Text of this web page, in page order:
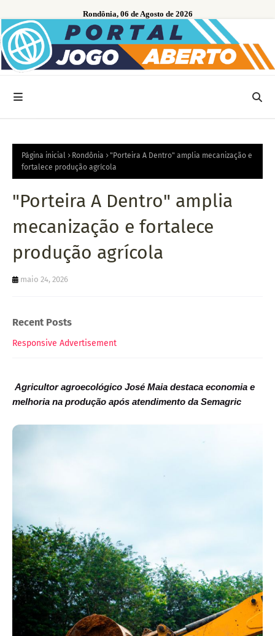
Rondônia, 06 de Agosto de 2026
Página inicial Rondônia
"Porteira A Dentro" amplia mecanização e
fortalece produção agrícola
"Porteira A Dentro" amplia
mecanização e fortalece
produção agrícola
maio 24, 2026
Recent Posts
Responsive Advertisement
Agricultor agroecológico José Maia destaca economia e
melhoria na produção após atendimento da Semagric